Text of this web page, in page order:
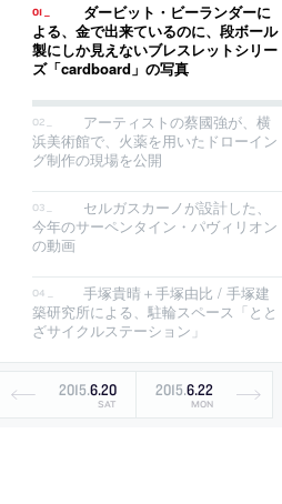
ダービット・ビーランダーに
よる、金で出来ているのに、段ボール
製にしか見えないブレスレットシリー
ズ「cardboard」の写真
アーティストの蔡國強が、横
浜美術館で、火薬を用いたドローイン
グ制作の現場を公開
セルガスカーノが設計した、
今年のサーペンタイン・パヴィリオン
の動画
手塚貴晴＋手塚由比 / 手塚建
築研究所による、駐輪スペース「とと
ざサイクルステーション」
2015.6.20
SAT
2015.6.22
MON